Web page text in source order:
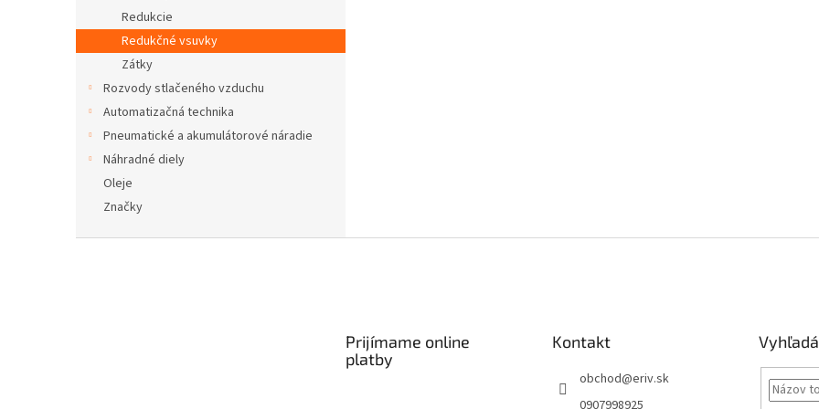
Redukcie
Redukčné vsuvky
Zátky
Rozvody stlačeného vzduchu
Automatizačná technika
Pneumatické a akumulátorové náradie
Náhradné diely
Oleje
Značky
Prijímame online
platby
Kontakt
obchod@eriv.sk
0907998925